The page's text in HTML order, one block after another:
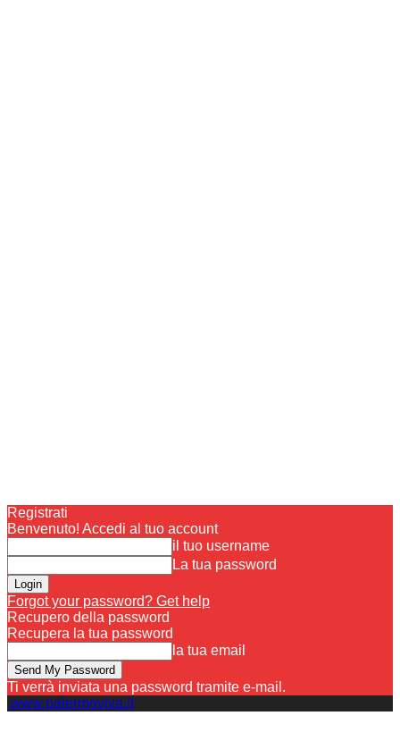
Registrati
Benvenuto! Accedi al tuo account
il tuo username
La tua password
Forgot your password? Get help
Recupero della password
Recupera la tua password
la tua email
Ti verrà inviata una password tramite e-mail.
www.palermoviva.it